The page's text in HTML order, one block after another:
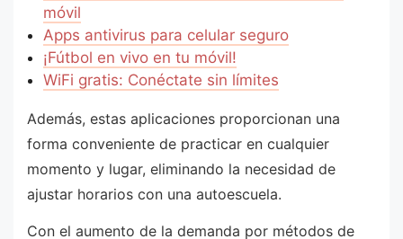
móvil
Apps antivirus para celular seguro
¡Fútbol en vivo en tu móvil!
WiFi gratis: Conéctate sin límites
Además, estas aplicaciones proporcionan una
forma conveniente de practicar en cualquier
momento y lugar, eliminando la necesidad de
ajustar horarios con una autoescuela.
Con el aumento de la demanda por métodos de